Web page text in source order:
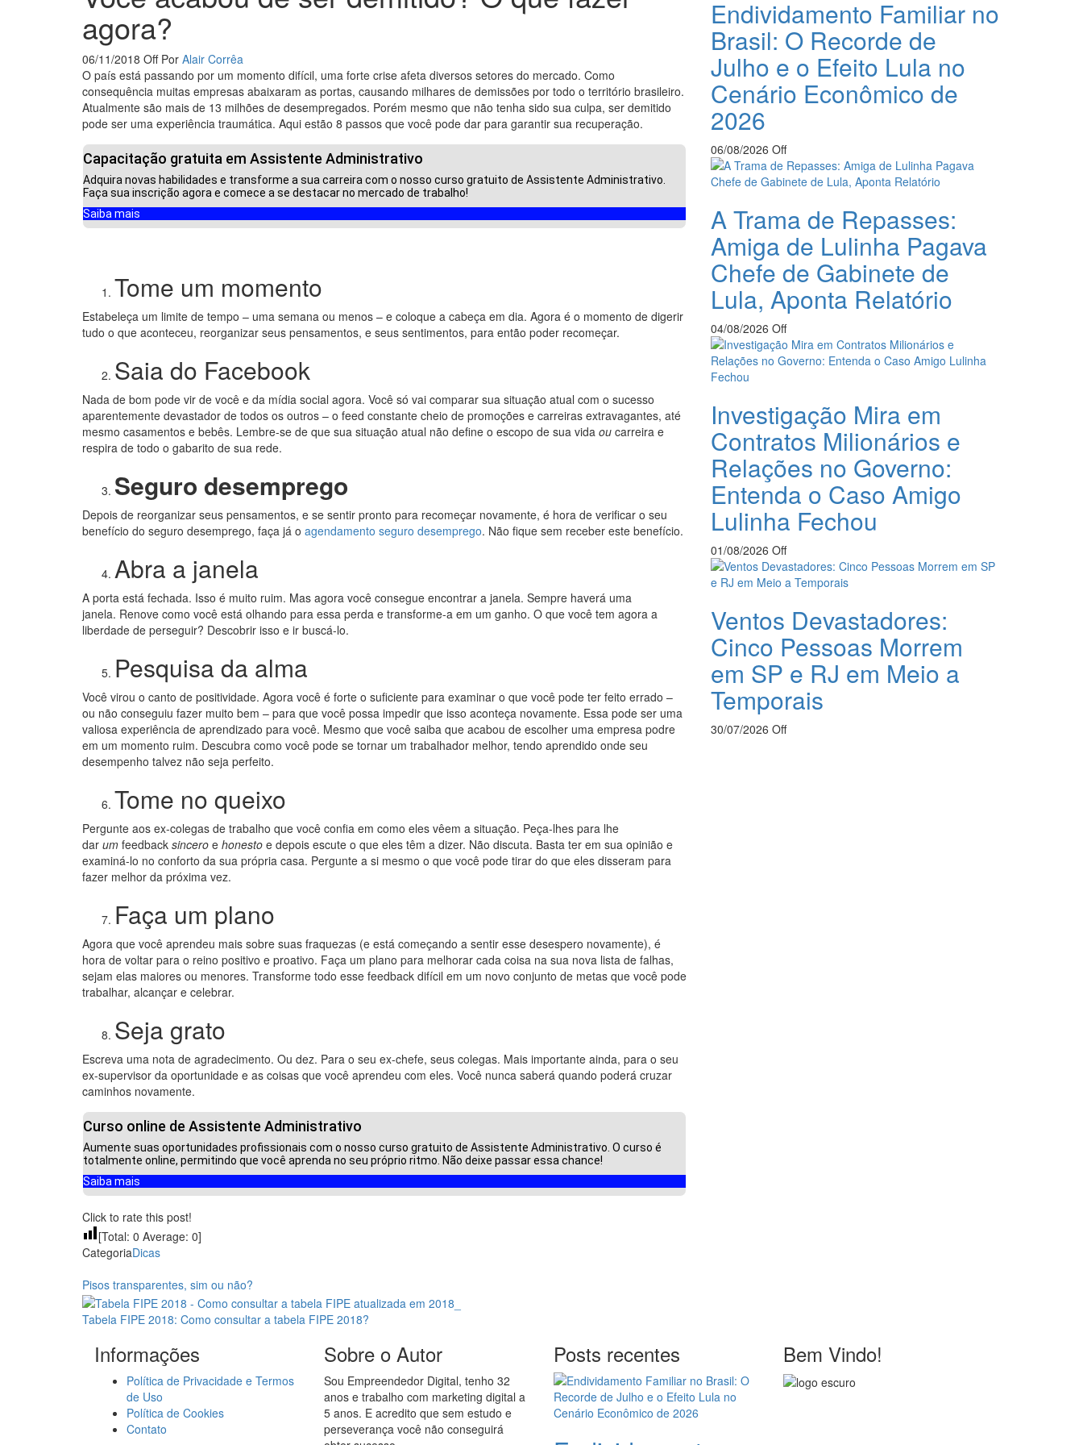
agora?
06/11/2018 Off Por Alair Corrêa
O país está passando por um momento difícil, uma forte crise afeta diversos setores do mercado. Como
consequência muitas empresas abaixaram as portas, causando milhares de demissões por todo o território brasileiro.
Atualmente são mais de 13 milhões de desempregados. Porém mesmo que não tenha sido sua culpa, ser demitido
pode ser uma experiência traumática. Aqui estão 8 passos que você pode dar para garantir sua recuperação.
Capacitação gratuita em Assistente Administrativo
Adquira novas habilidades e transforme a sua carreira com o nosso curso gratuito de Assistente Administrativo.
Faça sua inscrição agora e comece a se destacar no mercado de trabalho!
Saiba mais
Tome um momento
Estabeleça um limite de tempo – uma semana ou menos – e coloque a cabeça em dia. Agora é o momento de digerir
tudo o que aconteceu, reorganizar seus pensamentos, e seus sentimentos, para então poder recomeçar.
Saia do Facebook
Nada de bom pode vir de você e da mídia social agora. Você só vai comparar sua situação atual com o sucesso
aparentemente devastador de todos os outros – o feed constante cheio de promoções e carreiras extravagantes, até
mesmo casamentos e bebês. Lembre-se de que sua situação atual não define o escopo de sua vida ou carreira e
respira de todo o gabarito de sua rede.
Seguro desemprego
Depois de reorganizar seus pensamentos, e se sentir pronto para recomeçar novamente, é hora de verificar o seu
benefício do seguro desemprego, faça já o agendamento seguro desemprego. Não fique sem receber este benefício.
Abra a janela
A porta está fechada. Isso é muito ruim. Mas agora você consegue encontrar a janela. Sempre haverá uma
janela. Renove como você está olhando para essa perda e transforme-a em um ganho. O que você tem agora a
liberdade de perseguir? Descobrir isso e ir buscá-lo.
Pesquisa da alma
Você virou o canto de positividade. Agora você é forte o suficiente para examinar o que você pode ter feito errado –
ou não conseguiu fazer muito bem – para que você possa impedir que isso aconteça novamente. Essa pode ser uma
valiosa experiência de aprendizado para você. Mesmo que você saiba que acabou de escolher uma empresa podre
em um momento ruim. Descubra como você pode se tornar um trabalhador melhor, tendo aprendido onde seu
desempenho talvez não seja perfeito.
Tome no queixo
Pergunte aos ex-colegas de trabalho que você confia em como eles vêem a situação. Peça-lhes para lhe
dar um feedback sincero e honesto e depois escute o que eles têm a dizer. Não discuta. Basta ter em sua opinião e
examiná-lo no conforto da sua própria casa. Pergunte a si mesmo o que você pode tirar do que eles disseram para
fazer melhor da próxima vez.
Faça um plano
Agora que você aprendeu mais sobre suas fraquezas (e está começando a sentir esse desespero novamente), é
hora de voltar para o reino positivo e proativo. Faça um plano para melhorar cada coisa na sua nova lista de falhas,
sejam elas maiores ou menores. Transforme todo esse feedback difícil em um novo conjunto de metas que você pode
trabalhar, alcançar e celebrar.
Seja grato
Escreva uma nota de agradecimento. Ou dez. Para o seu ex-chefe, seus colegas. Mais importante ainda, para o seu
ex-supervisor da oportunidade e as coisas que você aprendeu com eles. Você nunca saberá quando poderá cruzar
caminhos novamente.
Curso online de Assistente Administrativo
Aumente suas oportunidades profissionais com o nosso curso gratuito de Assistente Administrativo. O curso é
totalmente online, permitindo que você aprenda no seu próprio ritmo. Não deixe passar essa chance!
Saiba mais
Click to rate this post!
[Total: 0 Average: 0]
CategoriaDicas
Pisos transparentes, sim ou não?
Tabela FIPE 2018: Como consultar a tabela FIPE 2018?
Endividamento Familiar no
Brasil: O Recorde de
Julho e o Efeito Lula no
Cenário Econômico de
2026
06/08/2026 Off
A Trama de Repasses:
Amiga de Lulinha Pagava
Chefe de Gabinete de
Lula, Aponta Relatório
04/08/2026 Off
Investigação Mira em
Contratos Milionários e
Relações no Governo:
Entenda o Caso Amigo
Lulinha Fechou
01/08/2026 Off
Ventos Devastadores:
Cinco Pessoas Morrem
em SP e RJ em Meio a
Temporais
30/07/2026 Off
Informações
Política de Privacidade e Termos
de Uso
Política de Cookies
Contato
Sobre o Autor
Sou Empreendedor Digital, tenho 32
anos e trabalho com marketing digital a
5 anos. E acredito que sem estudo e
perseverança você não conseguirá
Posts recentes Bem Vindo!